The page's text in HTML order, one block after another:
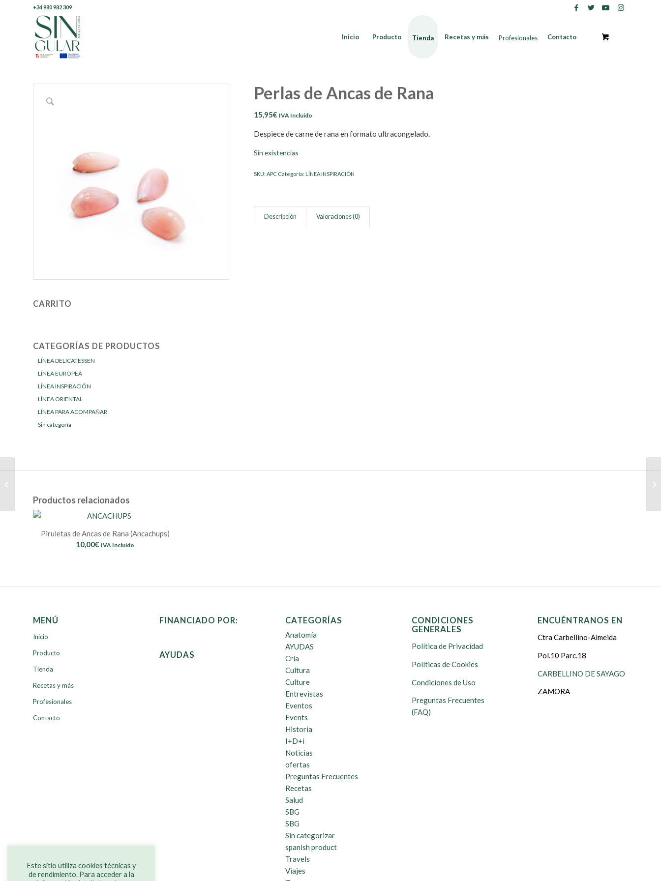
+34 980 982 309
Inicio Producto Tienda Recetas y más Profesionales Contacto
CARRITO
CATEGORÍAS DE PRODUCTOS
LÍNEA DELICATESSEN
LÍNEA EUROPEA
LÍNEA INSPIRACIÓN
LÍNEA ORIENTAL
LÍNEA PARA ACOMPAÑAR
Sin categoría
Perlas de Ancas de Rana
15,95€ IVA Incluido
Despiece de carne de rana en formato ultracongelado.
Sin existencias
SKU:APC Categoría: LÍNEA INSPIRACIÓN
Descripción Valoraciones (0)
Productos relacionados
Piruletas de Ancas de Rana (Ancachups)
10,00€ IVA Incluido
MENÚ
Inicio
Producto
Tienda
Recetas y más
Profesionales
Contacto
FINANCIADO POR:
AYUDAS
CATEGORÍAS
Anatomía
AYUDAS
Cría
Cultura
Culture
Entrevistas
Eventos
Events
Historia
I+D+i
Noticias
ofertas
Preguntas Frecuentes
Recetas
Salud
SBG
SBG
Sin categorizar
spanish product
Travels
Viajes
CONDICIONES
GENERALES
Política de Privacidad
Políticas de Cookies
Condiciones de Uso
Preguntas Frecuentes
(FAQ)
ENCUÉNTRANOS EN
Ctra Carbellino-Almeida
Pol.10 Parc.18
CARBELLINO DE SAYAGO
ZAMORA
Piruletas de
(Ancachups)
Este sitio utiliza cookies técnicas y
de rendimiento. Para acceder a la